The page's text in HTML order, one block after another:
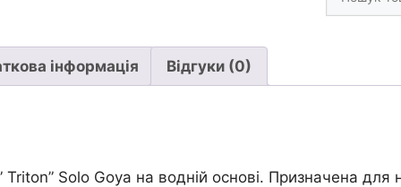
Kreul
товари
інформація Відгуки (0)
Solo Goya на водній основі. Призначена